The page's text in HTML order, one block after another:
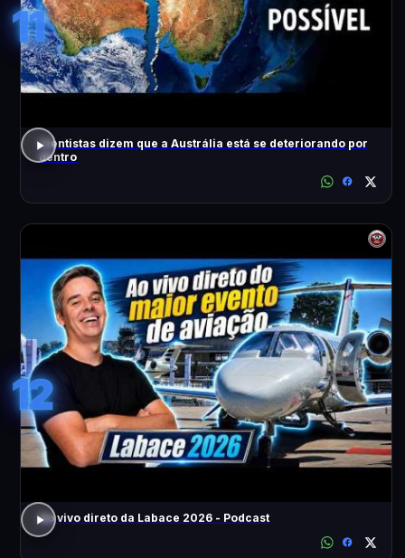
11
Cientistas dizem que a Austrália está se deteriorando por
dentro
12
Ao vivo direto da Labace 2026 - Podcast